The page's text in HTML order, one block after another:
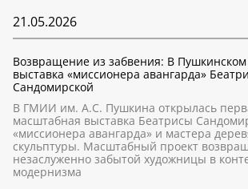
21.05.2026
Возвращение из забвения: В
выставка «миссионера авангарда»
Сандомирской
В ГМИИ им. А.С. Пушкина открылась
масштабная выставка Беатрисы
«миссионера авангарда» и мастера
скульптуры. Масштабный проект
незаслуженно забытой художницы в
модернизма